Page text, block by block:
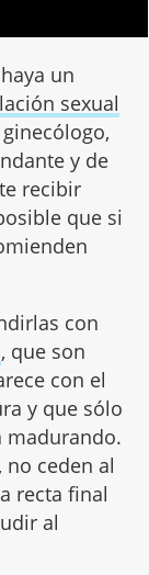
un
sexual
y de
recibir
que si
con
, que son
con el
y que sólo
madurando.
ceden al
recta final
al